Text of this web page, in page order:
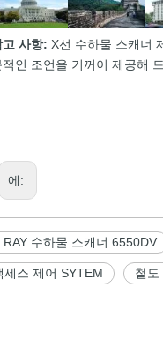
고 사항: X선 수하물 스캐너
적인 조언을 기꺼이 제공해
에:
RAY 수하물 스캐너 6550DV
세스 제어 SYTEM 철도